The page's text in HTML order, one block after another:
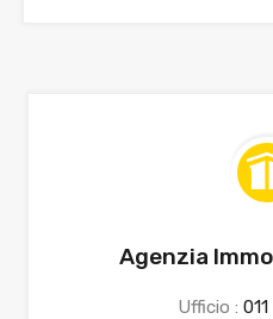
Agenzia
Ufficio :